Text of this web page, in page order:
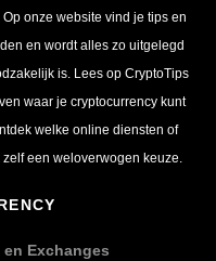
onze website vind je tips en
en wordt alles zo uitgelegd
is. Lees op CryptoTips
waar je cryptocurrency kunt
welke online diensten of
een weloverwogen keuze.
Exchanges